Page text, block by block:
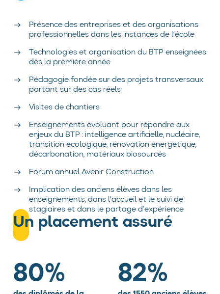
Présence des entreprises et des organisations
professionnelles dans les instances de l’école
Technologies et organisation du BTP enseignées
dès la première année
Pédagogie fondée sur des projets transversaux
portant sur des cas réels
Visites de chantiers
Enseignements évoluant pour répondre aux
enjeux du BTP : intelligence artificielle, nucléaire,
transition écologique, rénovation énergétique,
décarbonation, matériaux biosourcés
Forum annuel Avenir Construction
Implication des anciens élèves dans les
enseignements, dans l’accueil et le suivi de
stagiaires et dans le partage d’expérience
Un placement assuré
88% 90%